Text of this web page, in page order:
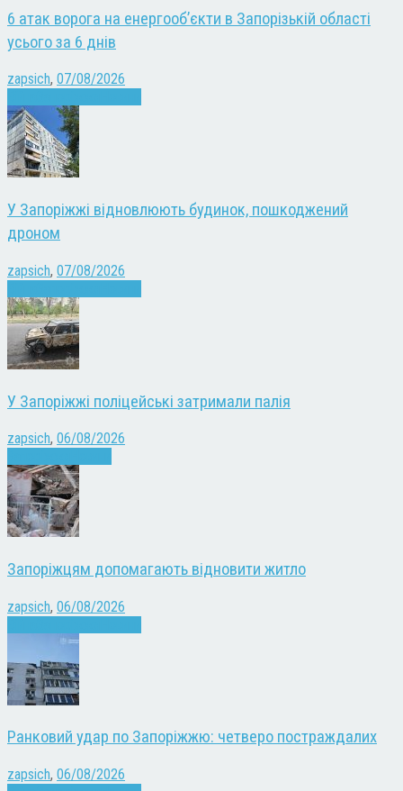
6 атак ворога на енергооб’єкти в Запорізькій області
усього за 6 днів
zapsich, 07/08/2026
У Запоріжжі відновлюють будинок, пошкоджений
дроном
zapsich, 07/08/2026
У Запоріжжі поліцейські затримали палія
zapsich, 06/08/2026
Запоріжцям допомагають відновити житло
zapsich, 06/08/2026
Ранковий удар по Запоріжжю: четверо постраждалих
zapsich, 06/08/2026